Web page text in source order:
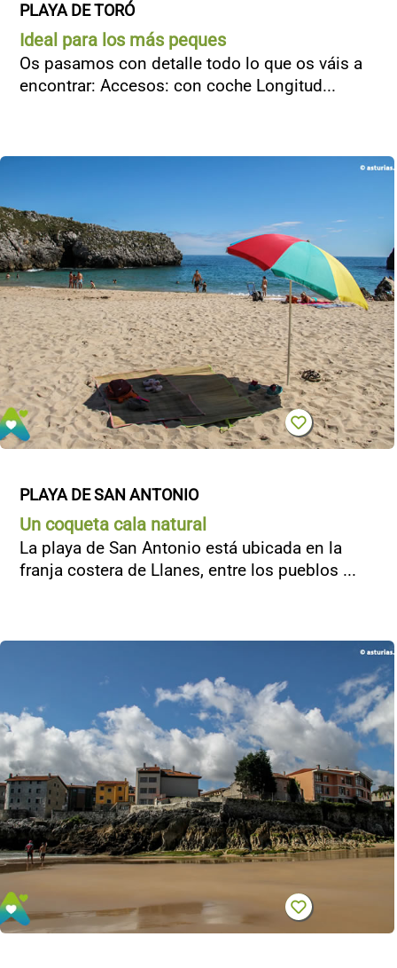
PLAYA DE TORÓ
Ideal para los más peques
Os pasamos con detalle todo lo que os váis a
encontrar: Accesos: con coche Longitud...
PLAYA DE SAN ANTONIO
Un coqueta cala natural
La playa de San Antonio está ubicada en la
franja costera de Llanes, entre los pueblos ...